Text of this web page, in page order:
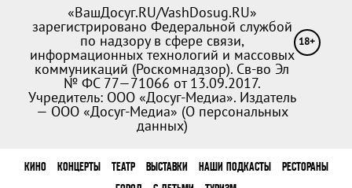
«ВашДосуг.RU/VashDosug.RU»
зарегистрировано Федеральной службой
по надзору в сфере связи,
информационных технологий и массовых
коммуникаций (Роскомнадзор). Св-во Эл
№ ФС 77—71066 от 13.09.2017.
Учредитель: ООО «Досуг-Медиа». Издатель
— ООО «Досуг-Медиа» (О персональных
данных)
18+
КИНО КОНЦЕРТЫ ТЕАТР ВЫСТАВКИ НАШИ ПОДКАСТЫ
РЕСТОРАНЫ